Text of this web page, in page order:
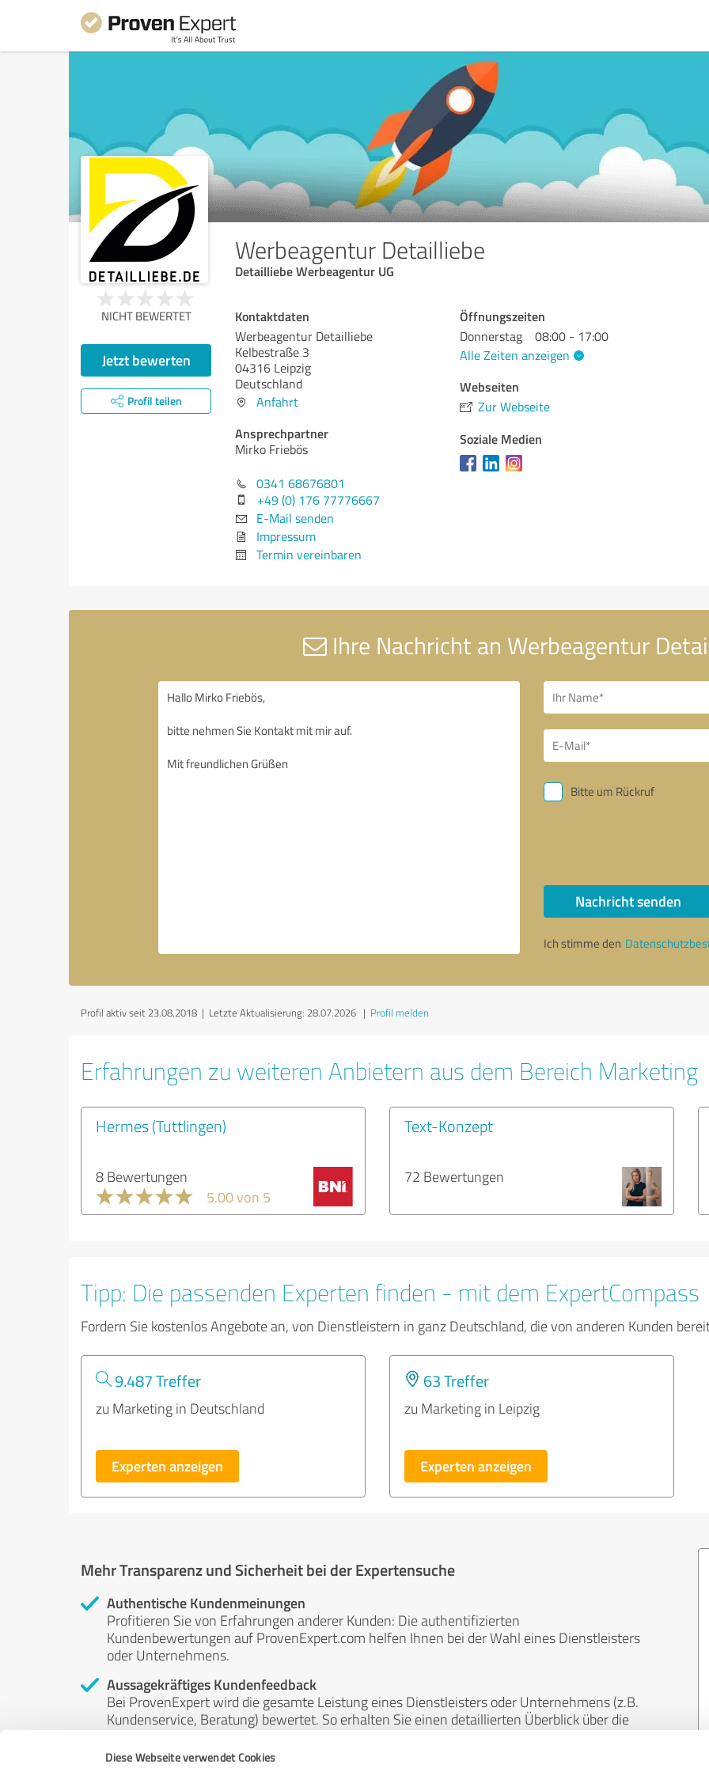
Diese Webseite verwendet Cookies
Werbeagentur Detailliebe
Detailliebe Werbeagentur UG
NICHT BEWERTET
Jetzt bewerten
Profil teilen
Kontaktdaten
Werbeagentur Detailliebe
Kelbestraße 3
04316 Leipzig
Deutschland
Anfahrt
Ansprechpartner
Mirko Friebös
0341 68676801
+49 (0) 176 77776667
E-Mail senden
Impressum
Termin vereinbaren
Öffnungszeiten
Donnerstag
08:00 - 17:00
Alle Zeiten anzeigen
Webseiten
Zur Webseite
Soziale Medien
Ihre Nachricht an Werbeagentur
Bitte um Rückruf
Nachricht senden
Ich stimme den
Profil aktiv seit 23.08.2018 | Letzte Aktualisierung: 28.07.2026 | Profil melden
Erfahrungen zu weiteren Anbietern aus dem Bereich Marketing
Hermes (Tuttlingen)
8 Bewertungen
5.00 von 5
Text-Konzept
72 Bewertungen
Tipp: Die passenden Experten finden - mit dem ExpertCompass
Fordern Sie kostenlos Angebote an, von Dienstleistern in ganz Deutschland, die von anderen Kunden
9.487 Treffer
zu Marketing in Deutschland
Experten anzeigen
63 Treffer
zu Marketing in Leipzig
Experten anzeigen
Mehr Transparenz und Sicherheit bei der Expertensuche
Authentische Kundenmeinungen
Profitieren Sie von Erfahrungen anderer Kunden: Die authentifizierten
Kundenbewertungen auf ProvenExpert.com helfen Ihnen bei der Wahl eines Dienstleisters
oder Unternehmens.
Aussagekräftiges Kundenfeedback
Bei ProvenExpert wird die gesamte Leistung eines Dienstleisters oder Unternehmens (z.B.
Kundenservice, Beratung) bewertet. So erhalten Sie einen detaillierten Überblick über die
Unabhängige Bewertungen